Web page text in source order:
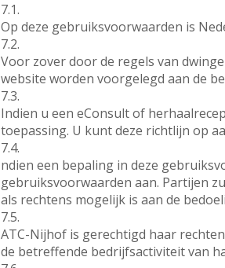
7.1.
Op deze gebruiksvoorwaarden is
7.2.
Voor zover door de regels van
website worden voorgelegd aan de
7.3.
Indien u een eConsult of
toepassing. U kunt deze richtlijn op
7.4.
ndien een bepaling in deze
gebruiksvoorwaarden aan. Partijen
als rechtens mogelijk is aan de
7.5.
ATC-Nijhof is gerechtigd haar
de betreffende bedrijfsactiviteit van